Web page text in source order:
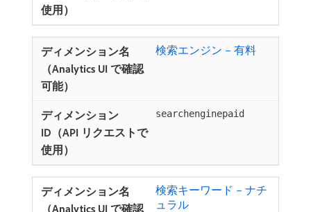
検索エンジン – 有料
searchenginepaid
検索キーワード – ナチ
ュラル ​